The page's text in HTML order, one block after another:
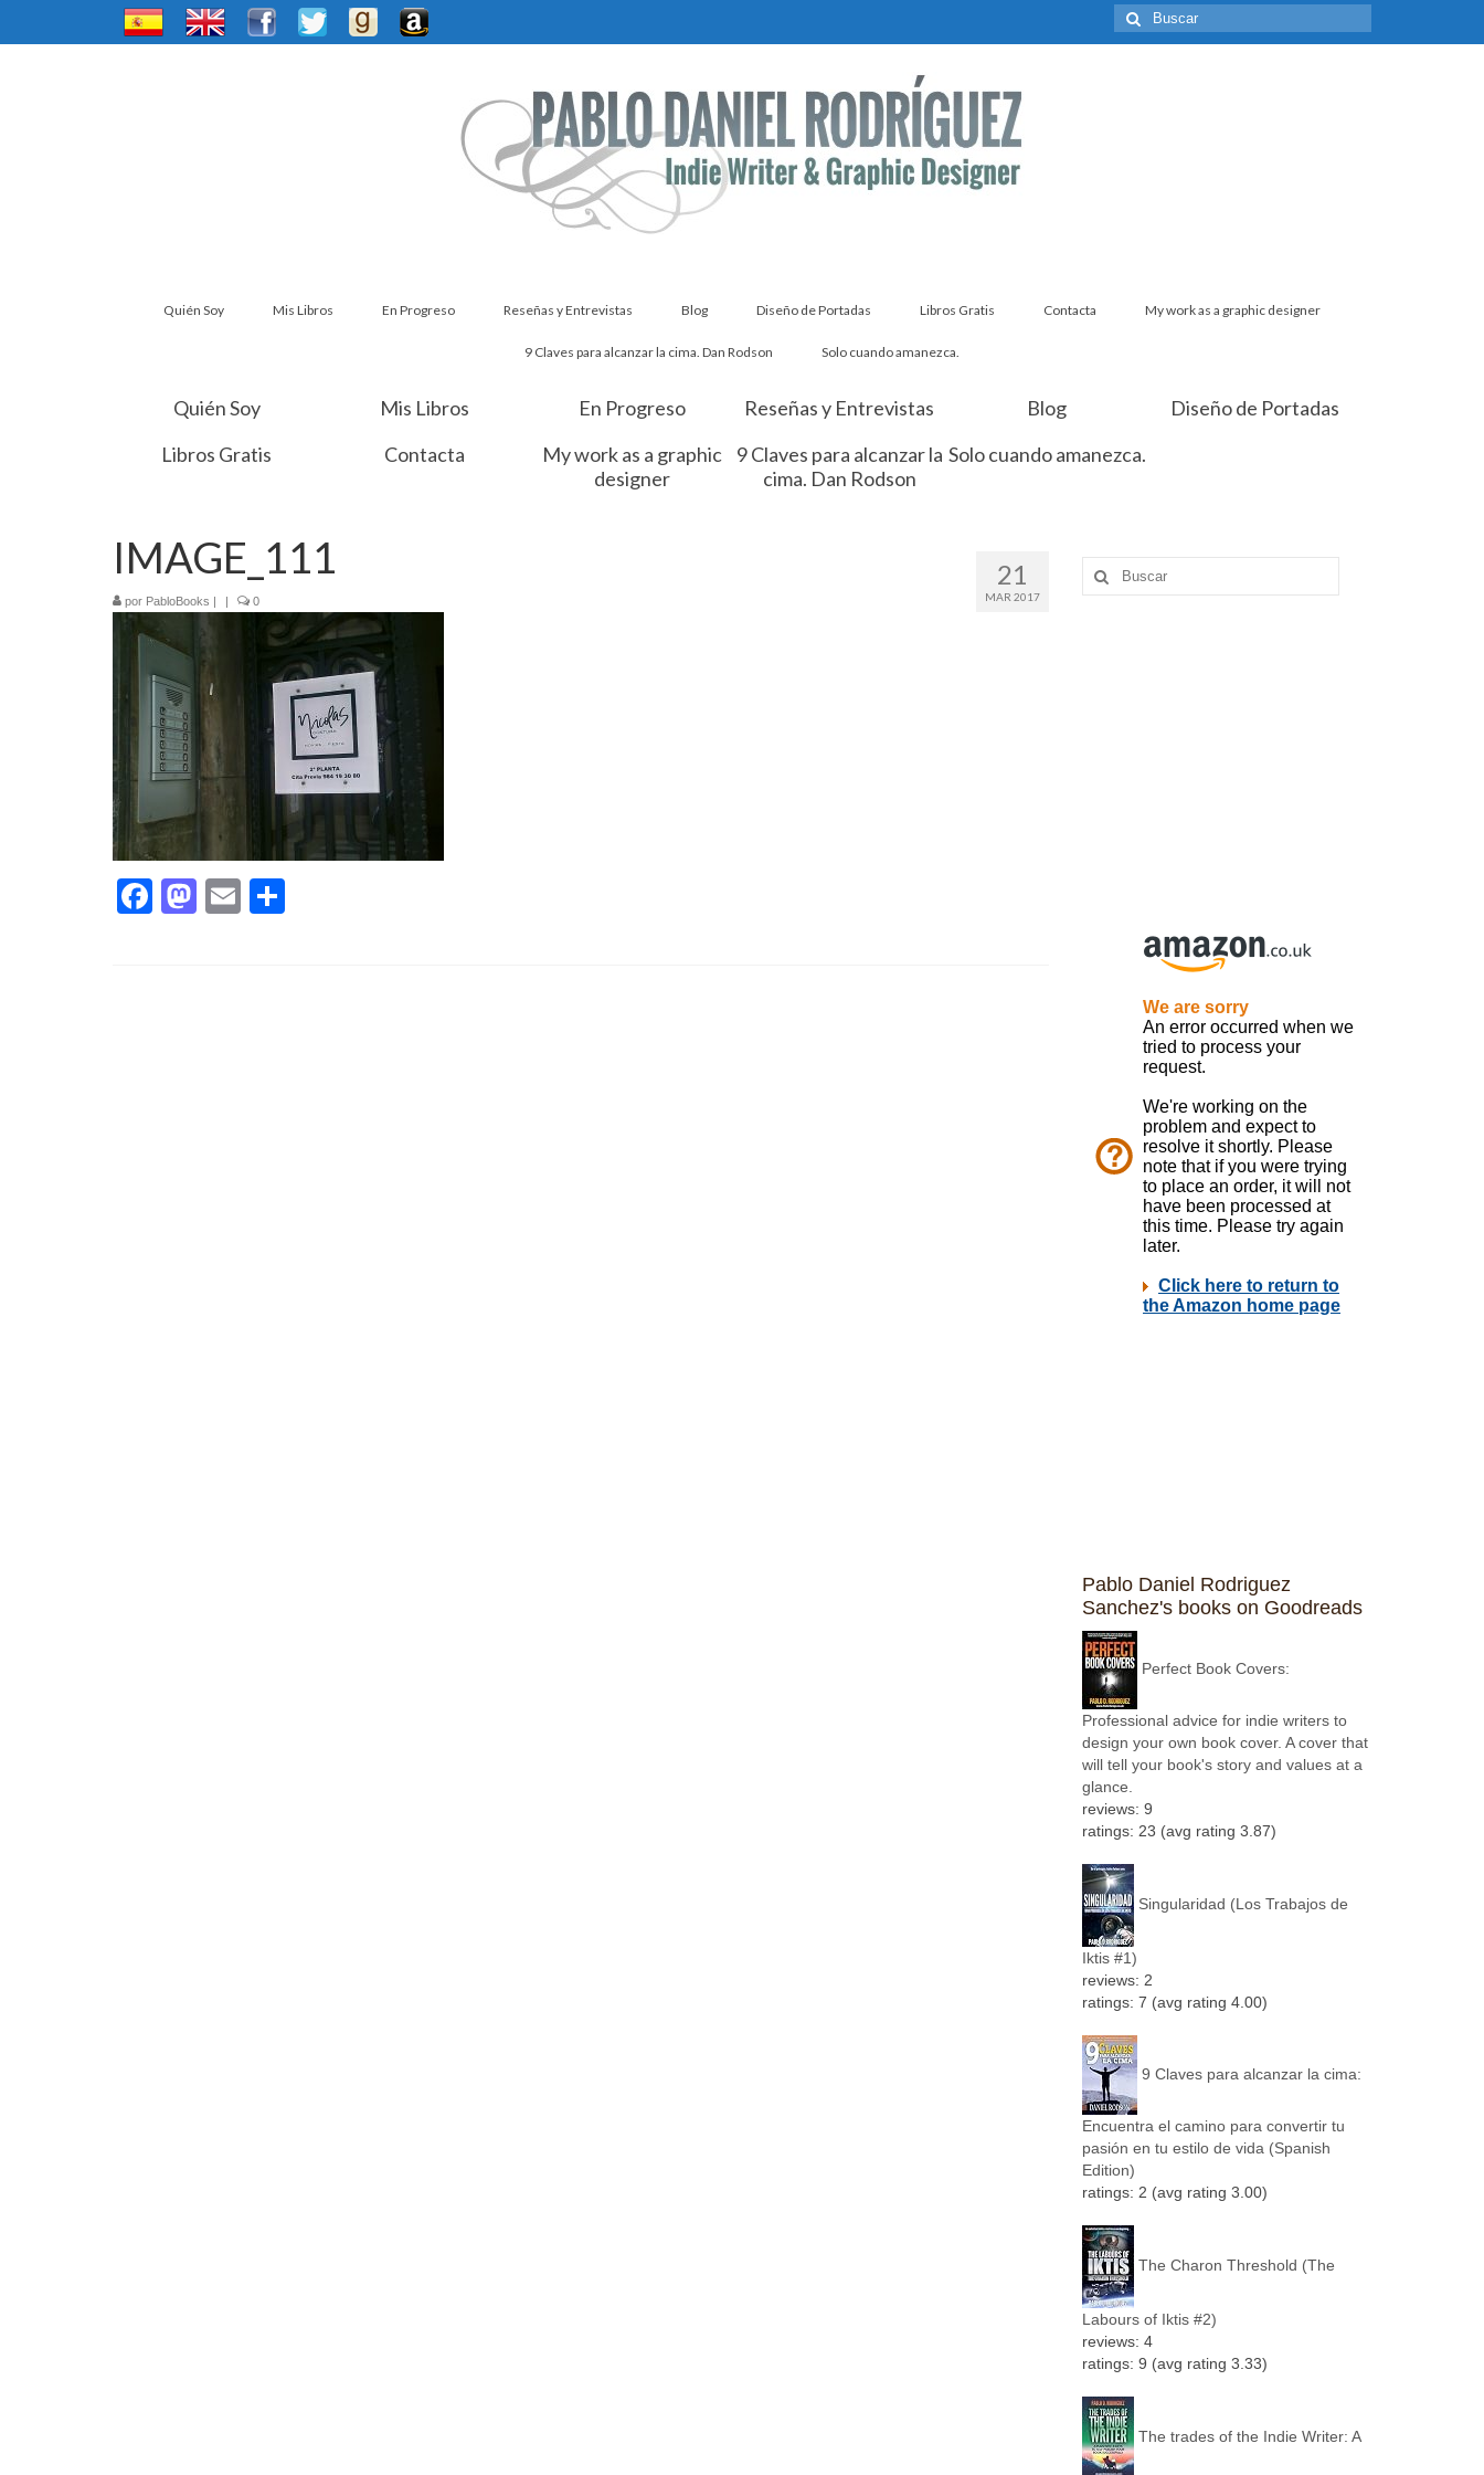
Buscar
por:
Quién Soy Mis Libros En Progreso Reseñas y Entrevistas Blog Diseño de Portadas Libros Gratis Contacta My work as a graphic designer
9 Claves para alcanzar la cima. Dan Rodson Solo cuando amanezca.
Quién Soy Mis Libros En Progreso Reseñas y Entrevistas Blog
Diseño de Portadas
Libros Gratis
Contacta
My work as a graphic
designer
9 Claves para alcanzar la
cima. Dan Rodson
Solo cuando amanezca.
21
MAR 2017
IMAGE_111
por PabloBooks | | 0
Facebook
Mastodon
Email
Buscar
por:
Pablo Daniel Rodriguez
Sanchez's books on Goodreads
Perfect Book Covers:
Professional advice for indie writers to
design your own book cover. A cover that
will tell your book's story and values at a
glance.
reviews: 9
ratings: 23 (avg rating 3.87)
Singularidad (Los Trabajos de
Iktis #1)
reviews: 2
ratings: 7 (avg rating 4.00)
9 Claves para alcanzar la cima:
Encuentra el camino para convertir tu
pasión en tu estilo de vida (Spanish
Edition)
ratings: 2 (avg rating 3.00)
The Charon Threshold (The
Labours of Iktis #2)
reviews: 4
ratings: 9 (avg rating 3.33)
The trades of the Indie Writer: A